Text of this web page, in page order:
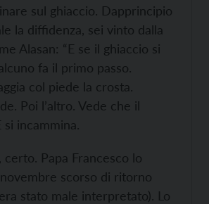
sul ghiaccio. Dapprincipio
la diffidenza, sei vinto dalla
Alasan: “E se il ghiaccio si
fa il primo passo.
col piede la crosta.
Poi l’altro. Vede che il
incammina.
certo. Papa Francesco lo
scorso di ritorno
stato male interpretato). Lo